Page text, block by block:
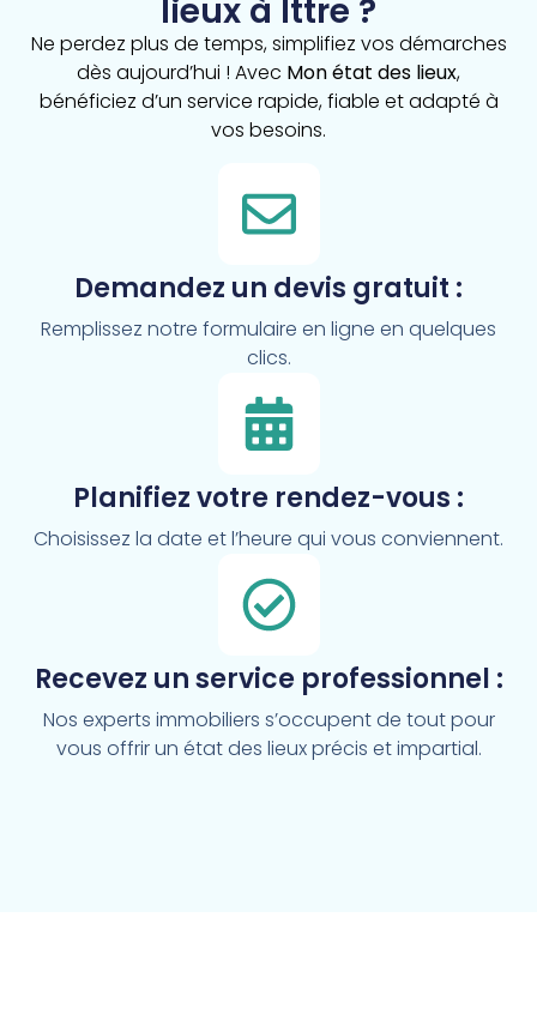
lieux à Ittre ?
Ne perdez plus de temps, simplifiez vos démarches
dès aujourd’hui ! Avec Mon état des lieux,
bénéficiez d’un service rapide, fiable et adapté à
vos besoins.
Demandez un devis gratuit :
Remplissez notre formulaire en ligne en quelques
clics.
Planifiez votre rendez-vous :
Choisissez la date et l’heure qui vous conviennent.
Recevez un service professionnel :
Nos experts immobiliers s’occupent de tout pour
vous offrir un état des lieux précis et impartial.